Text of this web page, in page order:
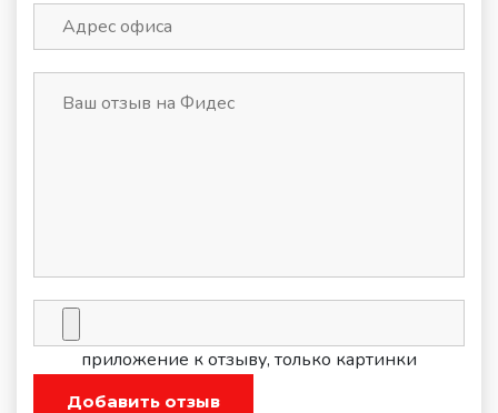
приложение к отзыву, только картинки
Добавить отзыв